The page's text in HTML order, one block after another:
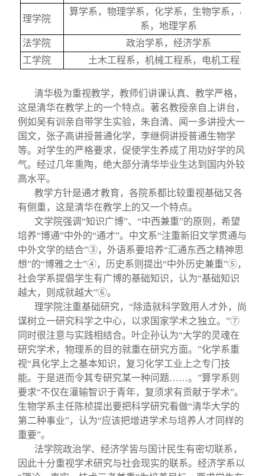
理学院
算学系，物理学系，化学系，生物学系，心理
系，地理学系
法学院
政治学系，经济学系
工学院
土木工程系，机械工程系，电机工程系
清华极为重视教学，教师们讲课认真、教学严格，
这是清华在教学上的一个特点。著名教授亲自上讲台，
例如吴有训亲自带学生实验，朱自清、闻一多讲授大一
国文，张子高讲授普通化学，李继侗讲授普通生物学
等。对学生的严格要求，促使学生养成了用功好学的风
气。经过几年熏陶，绝大部分清华毕业生达到国内外较
高水平。
教学方针是通才教育，各院系都比较重视基础又各
有侧重，这是清华在教学上的又一个特点。
文学院强调“知识广博”、“中西兼重”的原则，希望
培养“博通”中外的“通才”。中文系“注重新旧文学贯通与
中外文学的结合”③，外语系要培养“汇通东西之精神思
想”的“博雅之士”④，历史系则提出“中外历史兼重”⑤，
社会学系提倡学生有广博的基础知识，认为“基础知识
越大，则成就越大”⑥。
理学院注重基础研究，“除造就科学致用人才外，尚
谋树立一研究科学之中心，以求国家学术之独立。”⑦
同时很注意与实践相结合。叶企孙认为“大学的灵魂在
研究学术，物理系的目的就重在研究方面。”化学系重
视“具化学上之基本知识，复习化学工业上之专门技
能。于是进而令其专研究某一种问题……。”算学系则
要求“不仅在灌输智识于青年，复须求有贡献于学术”。
生物学系主任陈桢提出要把科学研究看做“清华大学的
第二种事业”，认为“应该把增进学术与培养人才同样的
重要”。
法学院政治学、经济学皆与国计民生有密切联系，
因此十分重视学术研究与社会现实的联系。经济学系以